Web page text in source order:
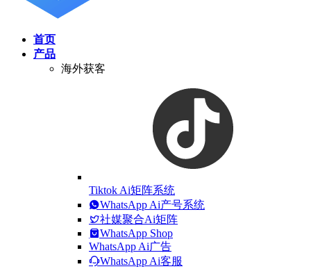
首页
产品
海外获客
Tiktok Ai矩阵系统
WhatsApp Ai产号系统
社媒聚合Ai矩阵
WhatsApp Shop
WhatsApp Ai广告
WhatsApp Ai客服